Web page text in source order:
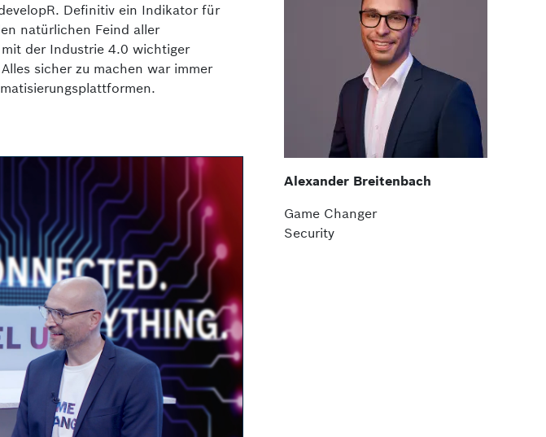
Definitiv ein Indikator für
natürlichen Feind aller
der Industrie 4.0 wichtiger
sicher zu machen war immer
Alexander Breitenbach
Game Changer
Security